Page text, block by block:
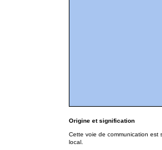
Origine et signification
Cette voie de communication est
local.